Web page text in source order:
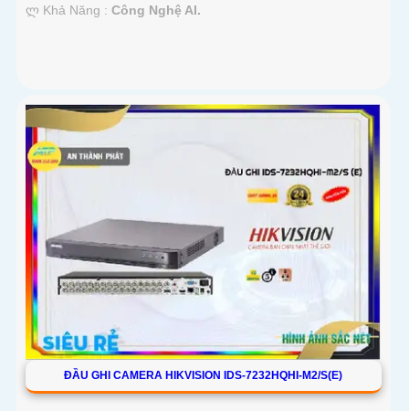
️ლ Khả Năng : Công Nghệ AI.
ĐẦU GHI CAMERA HIKVISION IDS-7232HQHI-M2/S(E)